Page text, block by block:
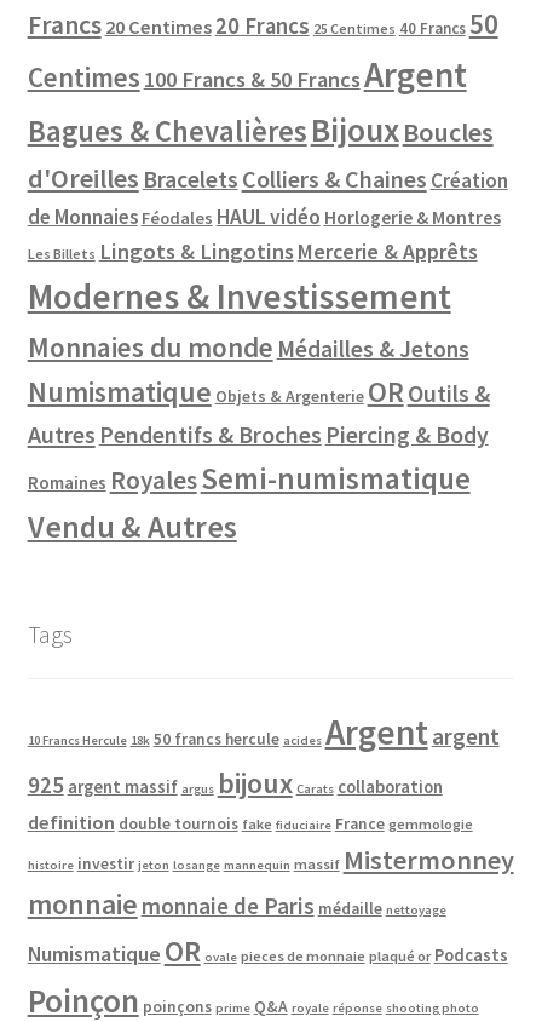
Francs 20 Centimes 20 Francs 25 Centimes 40 Francs 50
Centimes 100 Francs & 50 FrancsArgent
Bagues & ChevalièresBijouxBoucles
d'Oreilles Bracelets Colliers & Chaines Création
de Monnaies Féodales HAUL vidéo Horlogerie & Montres
Les Billets Lingots & Lingotins Mercerie & Apprêts
Modernes & Investissement
Monnaies du monde Médailles & Jetons
Numismatique Objets & Argenterie OR Outils &
Autres Pendentifs & Broches Piercing & Body
Romaines RoyalesSemi-numismatique
Vendu & Autres
Tags
10 Francs Hercule 18k 50 francs hercule acides Argentargent
925 argent massif argus bijoux Carats collaboration
definition double tournois fake fiduciaire France gemmologie
histoire investir jeton losange mannequin massif Mistermonney
monnaie monnaie de Paris médaille nettoyage
Numismatique OR ovale pieces de monnaie plaqué or Podcasts
Poinçon poinçons prime Q&A royale réponse shooting photo